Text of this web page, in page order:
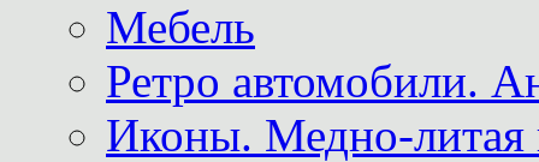
Мебель
Ретро автомобили.
Иконы. Медно-литая